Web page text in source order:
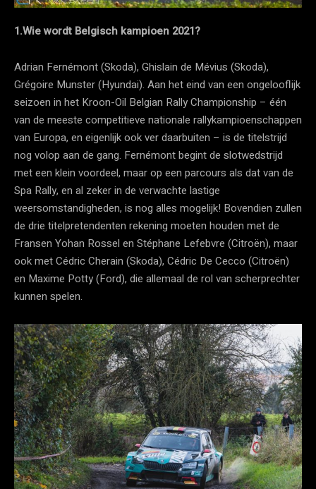
1.Wie wordt Belgisch kampioen 2021?
Adrian Fernémont (Skoda), Ghislain de Mévius (Skoda),
Grégoire Munster (Hyundai). Aan het eind van een ongelooflijk
seizoen in het Kroon-Oil Belgian Rally Championship – één
van de meeste competitieve nationale rallykampioenschappen
van Europa, en eigenlijk ook ver daarbuiten – is de titelstrijd
nog volop aan de gang. Fernémont begint de slotwedstrijd
met een klein voordeel, maar op een parcours als dat van de
Spa Rally, en al zeker in de verwachte lastige
weersomstandigheden, is nog alles mogelijk! Bovendien zullen
de drie titelpretendenten rekening moeten houden met de
Fransen Yohan Rossel en Stéphane Lefebvre (Citroën), maar
ook met Cédric Cherain (Skoda), Cédric De Cecco (Citroën)
en Maxime Potty (Ford), die allemaal de rol van scherprechter
kunnen spelen.